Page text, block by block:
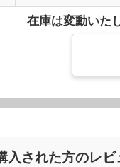
在庫は変動いた
入された方のレビ